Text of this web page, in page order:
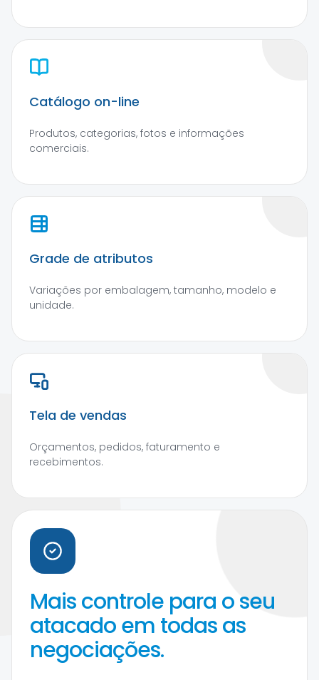
Catálogo on-line
Produtos, categorias, fotos e informações
comerciais.
Grade de atributos
Variações por embalagem, tamanho, modelo e
unidade.
Tela de vendas
Orçamentos, pedidos, faturamento e
recebimentos.
Mais controle para o seu
atacado em todas as
negociações.